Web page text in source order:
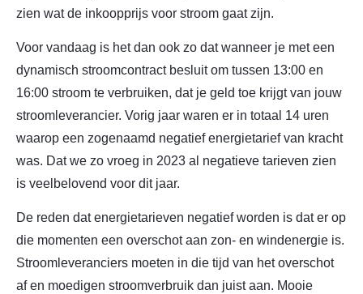
zien wat de inkoopprijs voor stroom gaat zijn.
Voor vandaag is het dan ook zo dat wanneer je met een
dynamisch stroomcontract besluit om tussen 13:00 en
16:00 stroom te verbruiken, dat je geld toe krijgt van jouw
stroomleverancier. Vorig jaar waren er in totaal 14 uren
waarop een zogenaamd negatief energietarief van kracht
was. Dat we zo vroeg in 2023 al negatieve tarieven zien
is veelbelovend voor dit jaar.
De reden dat energietarieven negatief worden is dat er op
die momenten een overschot aan zon- en windenergie is.
Stroomleveranciers moeten in die tijd van het overschot
af en moedigen stroomverbruik dan juist aan. Mooie